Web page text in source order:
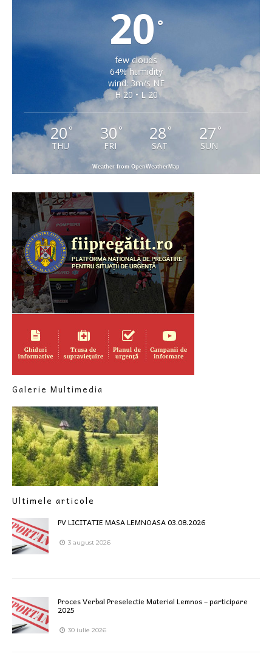
20 °
few clouds
64% humidity
wind: 3m/s NE
H 20 • L 20
20 °
THU
30 °
FRI
28°
SAT
27 °
SUN
Weather from OpenWeatherMap
Galerie Multimedia
Ultimele articole
PV LICITATIE MASA LEMNOASA 03.08.2026
3 august 2026
Proces Verbal Preselectie Material Lemnos – participare
2025
30 iulie 2026